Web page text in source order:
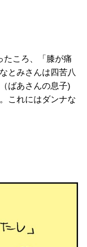
ころ、「膝が痛
とみさんは四苦八
ばあさんの息子)
これにはダンナな